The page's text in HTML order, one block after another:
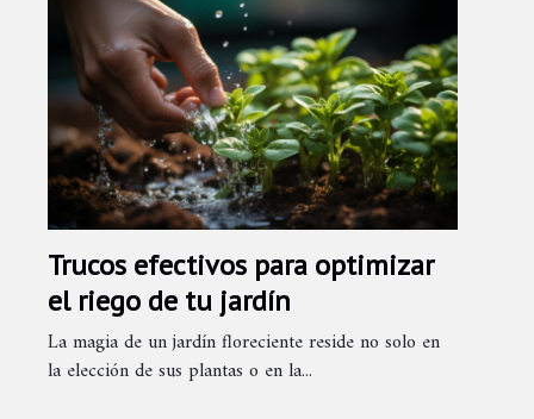
Trucos efectivos para optimizar
el riego de tu jardín
La magia de un jardín floreciente reside no solo en
la elección de sus plantas o en la...